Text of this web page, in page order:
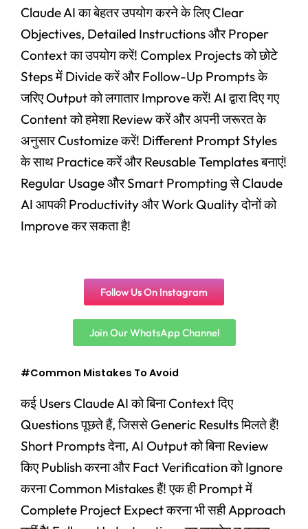
Claude AI का बेहतर उपयोग करने के लिए Clear
Objectives, Detailed Instructions और Proper
Context का उपयोग करें! Complex Projects को छोटे
Steps में Divide करें और Follow-Up Prompts के
जरिए Output को लगातार Improve करें! AI द्वारा दिए गए
Content को हमेशा Review करें और अपनी जरूरत के
अनुसार Customize करें! Different Prompt Styles
के साथ Practice करें और Reusable Templates बनाएं!
Regular Usage और Smart Prompting से Claude
AI आपकी Productivity और Work Quality दोनों को
Improve कर सकता है!
Follow Us On Instagram
Join Our WhatsApp Channel
#Common Mistakes To Avoid
कई Users Claude AI को बिना Context दिए
Questions पूछते हैं, जिससे Generic Results मिलते हैं!
Short Prompts देना, AI Output को बिना Review
किए Publish करना और Fact Verification को Ignore
करना Common Mistakes हैं! एक ही Prompt में
Complete Project Expect करना भी सही Approach